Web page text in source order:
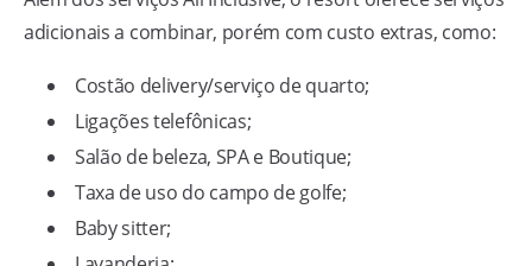
adicionais a combinar, porém com custo extras, como:
Costão delivery/serviço de quarto;
Ligações telefônicas;
Salão de beleza, SPA e Boutique;
Taxa de uso do campo de golfe;
Baby sitter;